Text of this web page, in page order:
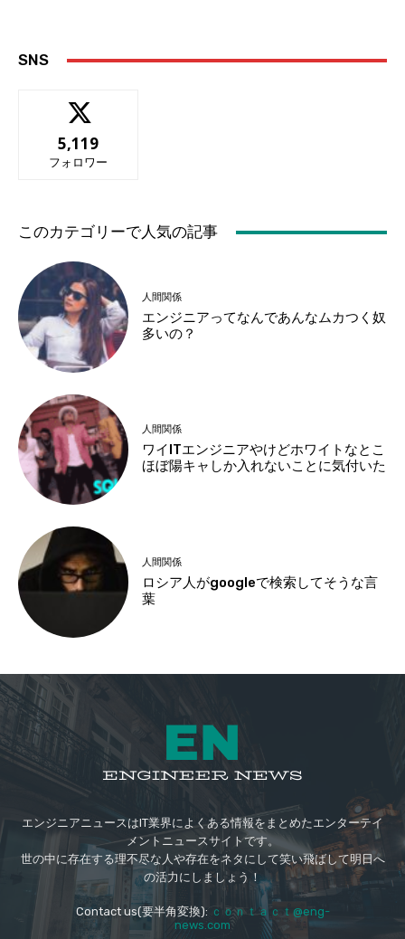
SNS
5,119
フォロワー
このカテゴリーで人気の記事
人間関係
エンジニアってなんであんなムカつく奴
多いの？
人間関係
ワイITエンジニアやけどホワイトなとこ
ほぼ陽キャしか入れないことに気付いた
人間関係
ロシア人がgoogleで検索してそうな言
葉
エンジニアニュースはIT業界によくある情報をまとめたエンターテイ
メントニュースサイトです。
世の中に存在する理不尽な人や存在をネタにして笑い飛ばして明日へ
の活力にしましょう！
Contact us(要半角変換): ｃｏｎｔａｃｔ@eng-
news.com